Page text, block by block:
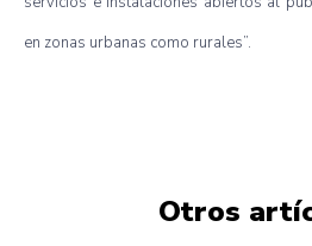
en zonas urbanas como rurales”.
Otros